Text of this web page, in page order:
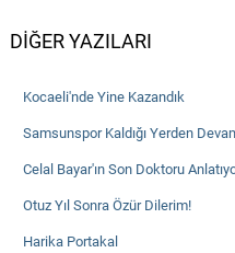
DİĞER YAZILARI
Kocaeli'nde Yine Kazandık
Samsunspor Kaldığı Yerden
Celal Bayar'ın Son Doktoru
Otuz Yıl Sonra Özür Dilerim!
Harika Portakal